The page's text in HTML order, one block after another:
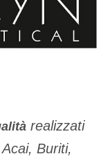
realizzati
Buriti,